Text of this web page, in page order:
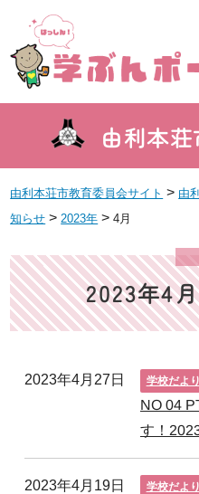
由利本
由利本荘市教育委員会サイト > 由
知らせ > 2023年 >4月
2023年4
2023年4月27日 学校だより
NO 04
す！
2023年4月19日 学校だより